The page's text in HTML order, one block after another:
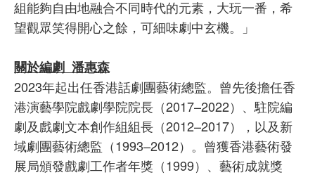
組能夠自由地融合不同時代的元素，大玩一番，希
望觀眾笑得開心之餘，可細味劇中玄機。」
關於編劇 潘惠森
2023年起出任香港話劇團藝術總監。曾先後擔任香
港演藝學院戲劇學院院長（2017–2022）、駐院編
劇及戲劇文本創作組組長（2012–2017），以及新
域劇團藝術總監（1993–2012）。曾獲香港藝術發
展局頒發戲劇工作者年獎（1999）、藝術成就獎